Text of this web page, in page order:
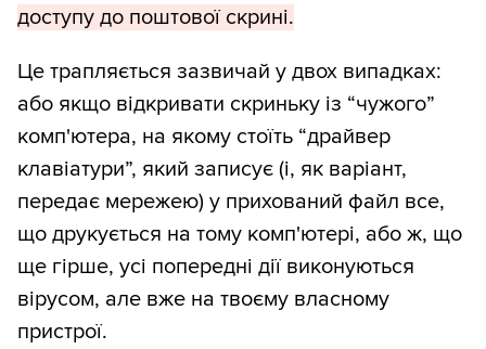
доступу до поштової скрині.
Це трапляється зазвичай у двох випадках:
або якщо відкривати скриньку із “чужого”
комп'ютера, на якому стоїть “драйвер
клавіатури”, який записує (і, як варіант,
передає мережею) у прихований файл все,
що друкується на тому комп'ютері, або ж, що
ще гірше, усі попередні дії виконуються
вірусом, але вже на твоєму власному
пристрої.